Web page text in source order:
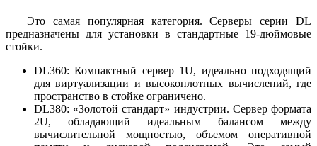
Это самая популярная категория. Серверы серии DL
предназначены для установки в стандартные 19-дюймовые
стойки.
DL360: Компактный сервер 1U, идеально подходящий
для виртуализации и высокоплотных вычислений, где
пространство в стойке ограничено.
DL380: «Золотой стандарт» индустрии. Сервер формата
2U, обладающий идеальным балансом между
вычислительной мощностью, объемом оперативной